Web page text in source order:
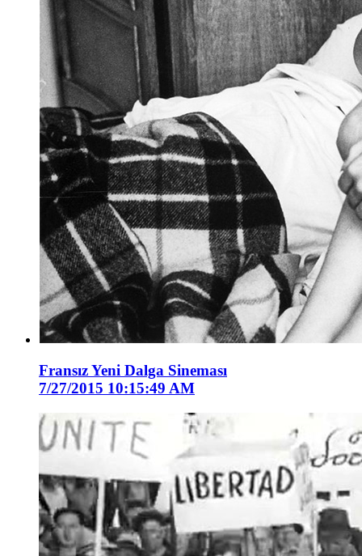
Fransız Yeni Dalga Sineması
7/27/2015 10:15:49 AM